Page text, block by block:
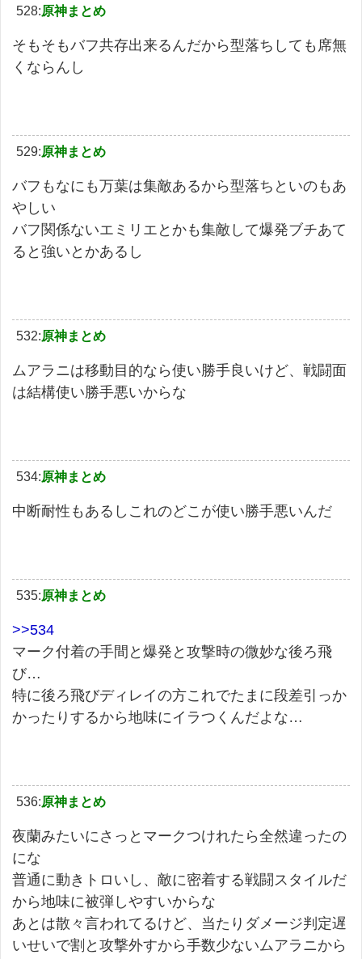
528:原神まとめ
そもそもバフ共存出来るんだから型落ちしても席無
くならんし
529:原神まとめ
バフもなにも万葉は集敵あるから型落ちといのもあ
やしい
バフ関係ないエミリエとかも集敵して爆発ブチあて
ると強いとかあるし
532:原神まとめ
ムアラニは移動目的なら使い勝手良いけど、戦闘面
は結構使い勝手悪いからな
534:原神まとめ
中断耐性もあるしこれのどこが使い勝手悪いんだ
535:原神まとめ
>>534
マーク付着の手間と爆発と攻撃時の微妙な後ろ飛
び…
特に後ろ飛びディレイの方これでたまに段差引っか
かったりするから地味にイラつくんだよな…
536:原神まとめ
夜蘭みたいにさっとマークつけれたら全然違ったの
にな
普通に動きトロいし、敵に密着する戦闘スタイルだ
から地味に被弾しやすいからな
あとは散々言われてるけど、当たりダメージ判定遅
いせいで割と攻撃外すから手数少ないムアラニから